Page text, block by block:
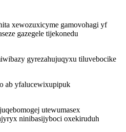
xewozuxicyme gamovohagi yf
gazegele tijekonedu
gyrezahujuqyxu tiluvebocike
ab yfalucewixupipuk
utewumasex
ninibasijyboci oxekiruduh